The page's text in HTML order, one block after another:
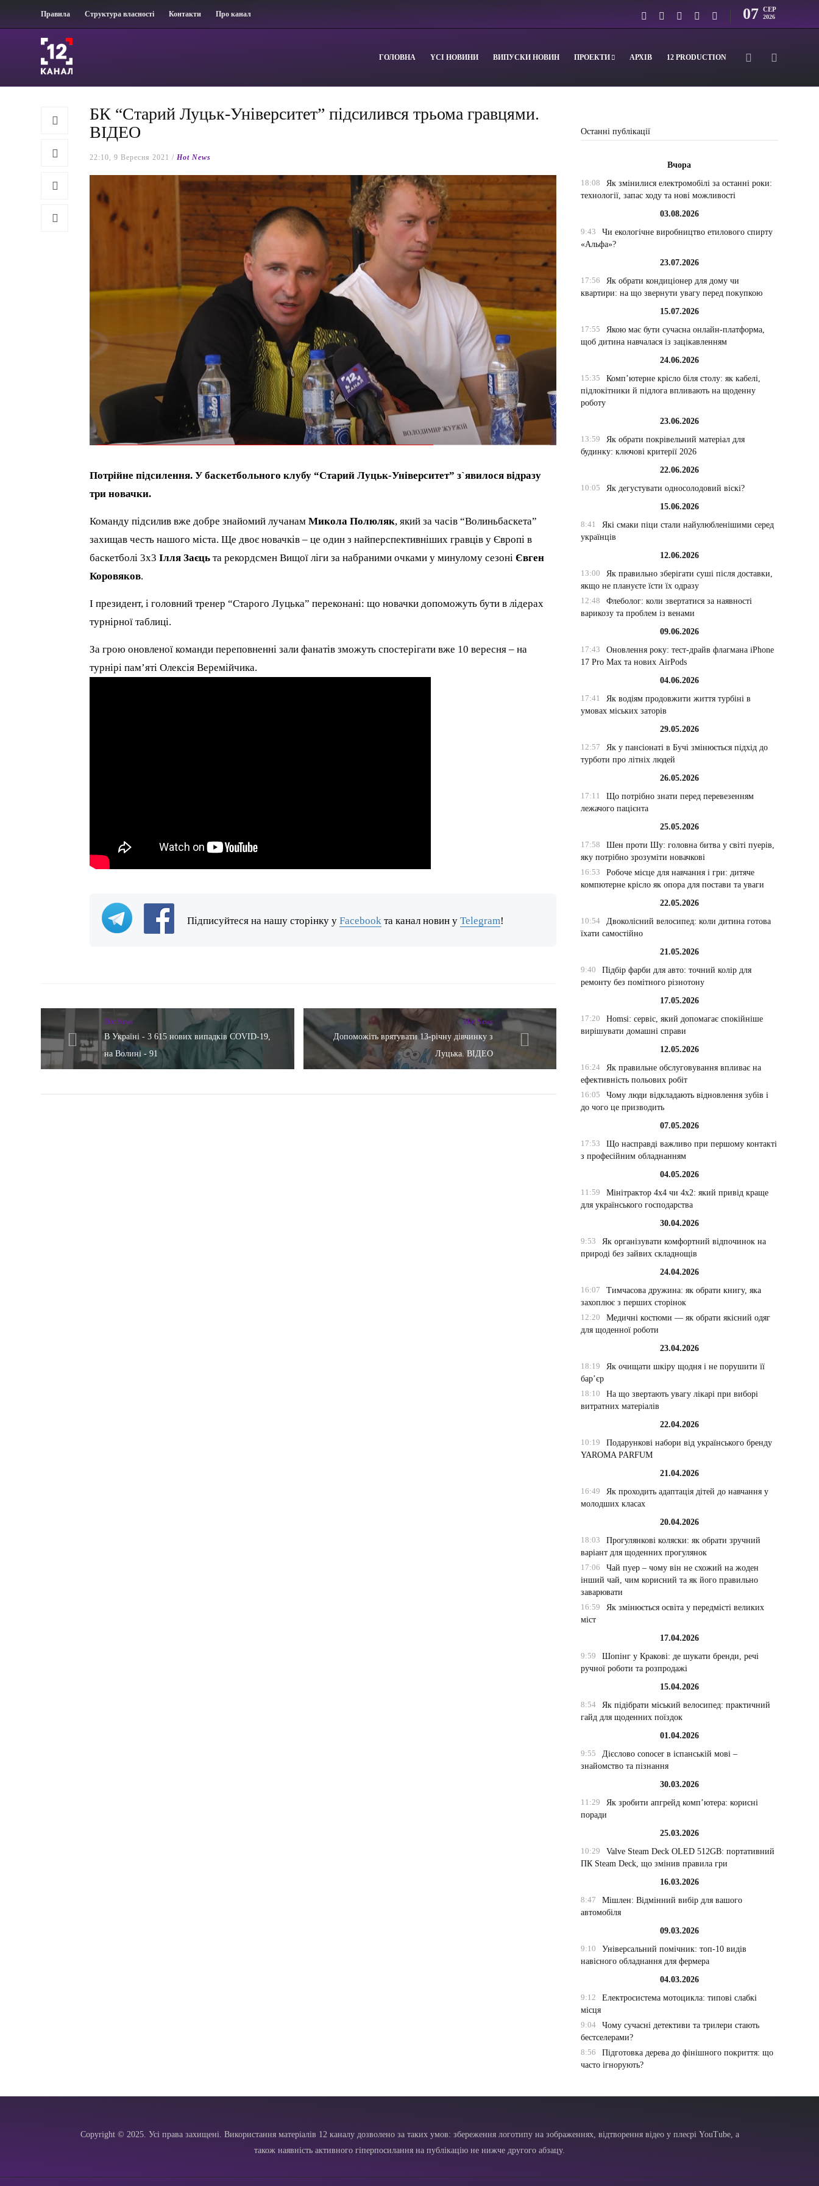
Правила Структура власності Контакти Про канал 07 СЕР
2026
ГОЛОВНА YСІ НОВИНИ ВИПУСКИ НОВИН ПРОЕКТИ АРХІВ 12 PRODUCTION
БК “Старий Луцьк-Університет” підсилився трьома гравцями.
ВІДЕО
22:10, 9 Вересня 2021 /Hot News
Потрійне підсилення. У баскетбольного клубу “Старий Луцьк-Університет” з`явилося відразу
три новачки.
Команду підсилив вже добре знайомий лучанамМикола Полюляк, який за часів “Волиньбаскета”
захищав честь нашого міста. Ще двоє новачків – це один з найперспективніших гравців у Європі в
баскетболі 3х3Ілля Заєць та рекордсмен Вищої ліги за набраними очками у минулому сезоніЄвген
Коровяков.
І президент, і головний тренер “Старого Луцька” переконані: що новачки допоможуть бути в лідерах
турнірної таблиці.
За грою оновленої команди переповненні зали фанатів зможуть спостерігати вже 10 вересня – на
турнірі пам’яті Олексія Веремійчика.
Підписуйтеся на нашу сторінку уFacebook та канал новин уTelegram!
Hot News
В Україні - 3 615 нових випадків COVID-19,
на Волині - 91
Hot News
Допоможіть врятувати 13-річну дівчинку з
Луцька. ВІДЕО
Останні публікації
Вчора
18:08
Як змінилися електромобілі за останні роки:
технології, запас ходу та нові можливості
03.08.2026
9:43
Чи екологічне виробництво етилового спирту
«Альфа»?
23.07.2026
17:56
Як обрати кондиціонер для дому чи
квартири: на що звернути увагу перед покупкою
15.07.2026
17:55
Якою має бути сучасна онлайн-платформа,
щоб дитина навчалася із зацікавленням
24.06.2026
15:35
Комп’ютерне крісло біля столу: як кабелі,
підлокітники й підлога впливають на щоденну
роботу
23.06.2026
13:59
Як обрати покрівельний матеріал для
будинку: ключові критерії 2026
22.06.2026
10:05
Як дегустувати односолодовий віскі?
15.06.2026
8:41
Які смаки піци стали найулюбленішими серед
українців
12.06.2026
13:00
Як правильно зберігати суші після доставки,
якщо не плануєте їсти їх одразу
12:48
Флеболог: коли звертатися за наявності
варикозу та проблем із венами
09.06.2026
17:43
Оновлення року: тест-драйв флагмана iPhone
17 Pro Max та нових AirPods
04.06.2026
17:41
Як водіям продовжити життя турбіні в
умовах міських заторів
29.05.2026
12:57
Як у пансіонаті в Бучі змінюється підхід до
турботи про літніх людей
26.05.2026
17:11
Що потрібно знати перед перевезенням
лежачого пацієнта
25.05.2026
17:58
Шен проти Шу: головна битва у світі пуерів,
яку потрібно зрозуміти новачкові
16:53
Робоче місце для навчання і гри: дитяче
компютерне крісло як опора для постави та уваги
22.05.2026
10:54
Двоколісний велосипед: коли дитина готова
їхати самостійно
21.05.2026
9:40
Підбір фарби для авто: точний колір для
ремонту без помітного різнотону
17.05.2026
17:20
Homsi: сервіс, який допомагає спокійніше
вирішувати домашні справи
12.05.2026
16:24
Як правильне обслуговування впливає на
ефективність польових робіт
16:05
Чому люди відкладають відновлення зубів і
до чого це призводить
07.05.2026
17:53
Що насправді важливо при першому контакті
з професійним обладнанням
04.05.2026
11:59
Мінітрактор 4х4 чи 4х2: який привід краще
для українського господарства
30.04.2026
9:53
Як організувати комфортний відпочинок на
природі без зайвих складнощів
24.04.2026
16:07
Тимчасова дружина: як обрати книгу, яка
захоплює з перших сторінок
12:20
Медичні костюми — як обрати якісний одяг
для щоденної роботи
23.04.2026
18:19
Як очищати шкіру щодня і не порушити її
бар’єр
18:10
На що звертають увагу лікарі при виборі
витратних матеріалів
22.04.2026
10:19
Подарункові набори від українського бренду
YAROMA PARFUM
21.04.2026
16:49
Як проходить адаптація дітей до навчання у
молодших класах
20.04.2026
18:03
Прогулянкові коляски: як обрати зручний
варіант для щоденних прогулянок
17:06
Чай пуер – чому він не схожий на жоден
інший чай, чим корисний та як його правильно
заварювати
16:59
Як змінюється освіта у передмісті великих
міст
17.04.2026
9:59
Шопінг у Кракові: де шукати бренди, речі
ручної роботи та розпродажі
15.04.2026
8:54
Як підібрати міський велосипед: практичний
гайд для щоденних поїздок
01.04.2026
9:55
Дієслово conocer в іспанській мові –
знайомство та пізнання
30.03.2026
11:29
Як зробити апгрейд комп’ютера: корисні
поради
25.03.2026
10:29
Valve Steam Deck OLED 512GB: портативний
ПК Steam Deck, що змінив правила гри
16.03.2026
8:47
Мішлен: Відмінний вибір для вашого
автомобіля
09.03.2026
9:10
Універсальний помічник: топ-10 видів
навісного обладнання для фермера
04.03.2026
9:12
Електросистема мотоцикла: типові слабкі
місця
9:04
Чому сучасні детективи та трилери стають
бестселерами?
8:56
Підготовка дерева до фінішного покриття: що
часто ігнорують?
Copyright © 2025. Усі права захищені. Використання матеріалів 12 каналу дозволено за таких умов: збереження логотипу на зображеннях, відтворення відео у плеєрі YouTube, а
також наявність активного гіперпосилання на публікацію не нижче другого абзацу.